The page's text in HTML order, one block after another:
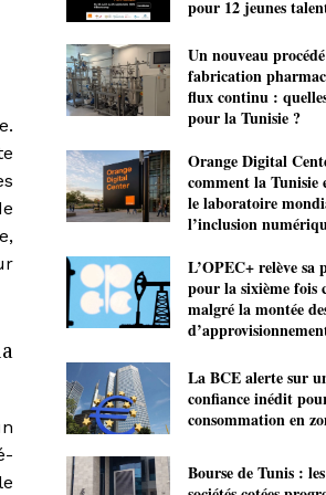
pour 12 jeunes
Un nouveau
fabrication
flux continu :
pour la Tunisie ?
Orange Digital
comment la Tunisie
le laboratoire
l’inclusion
L’OPEC+ relève sa
pour la sixième fois
malgré la montée
La BCE alerte sur
confiance inédit
consommation en
Bourse de Tunis :